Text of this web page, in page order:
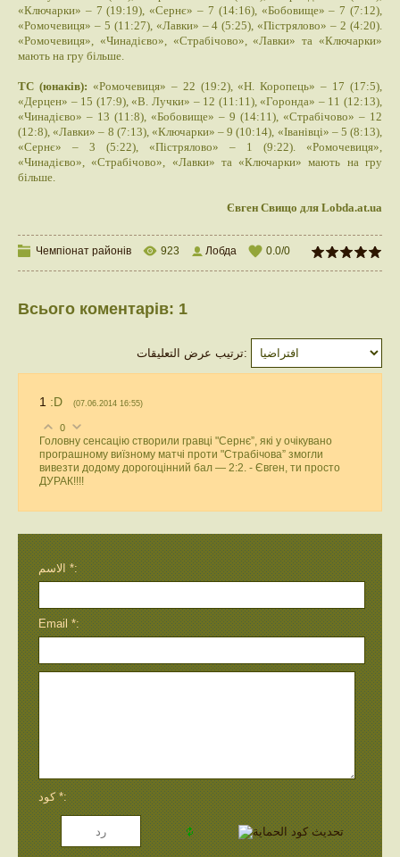
«Ключарки» – 7 (19:19), «Сернє» – 7 (14:16), «Бобовище» – 7 (7:12),
«Ромочевиця» – 5 (11:27), «Лавки» – 4 (5:25), «Пістрялово» – 2 (4:20).
«Ромочевиця», «Чинадієво», «Страбічово», «Лавки» та «Ключарки»
мають на гру більше.
ТС (юнаків): «Ромочевиця» – 22 (19:2), «Н. Коропець» – 17 (17:5),
«Дерцен» – 15 (17:9), «В. Лучки» – 12 (11:11), «Горонда» – 11 (12:13),
«Чинадієво» – 13 (11:8), «Бобовище» – 9 (14:11), «Страбічово» – 12
(12:8), «Лавки» – 8 (7:13), «Ключарки» – 9 (10:14), «Іванівці» – 5 (8:13),
«Сернє» – 3 (5:22), «Пістрялово» – 1 (9:22). «Ромочевиця»,
«Чинадієво», «Страбічово», «Лавки» та «Ключарки» мають на гру
більше.
Євген Свищо для Lobda.at.ua
Чемпіонат районів 923 Лобда 0.0/0
Всього коментарів: 1
ترتيب عرض التعليقات:
1 :D (07.06.2014 16:55)
0
Головну сенсацію створили гравці "Сернє”, які у очікувано
програшному виїзному матчі проти "Страбічова” змогли
вивезти додому дорогоцінний бал — 2:2. - Євген, ти просто
ДУРАК!!!!
الاسم *:
Email *:
كود *: